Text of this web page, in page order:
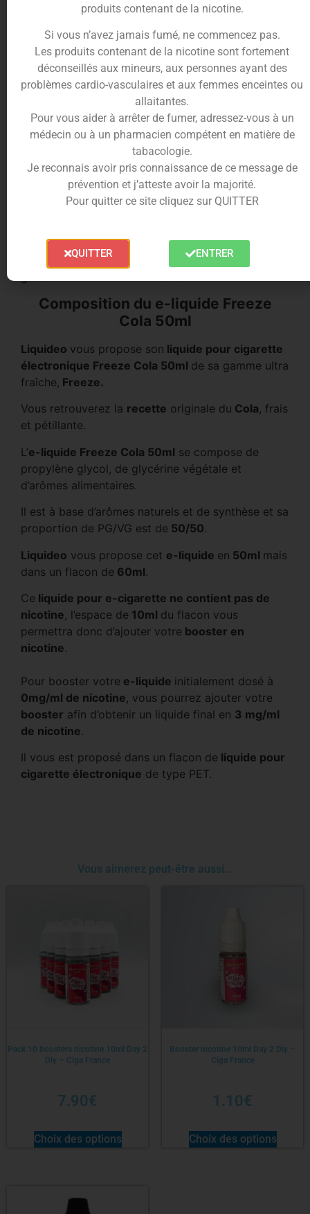
Le côté glacial de cet
e-liquide
dimension rafraîchissante, donnant une sensation
de fraîcheur en bouche qui rappelle celle d’un
cola
servi avec des glaçons.
Idéal pour se rafraîchir pendant les journées
chaudes d’été ou pour une pause revigorante à
tout moment de la journée.
La sensation de fraîcheur du Freeze Cola
obtenue grâce à l’ajout d’une note mentholée
subtile, qui vient compléter les saveurs
authentiques du
ressentirez instantanément une brise glacée qui
parcourt votre palais, créant une expérience
Composition du e-liquide Freeze
Cola 50ml
Liquideo vous propose son liquide pour cigarette
électronique Freeze Cola 50ml de sa gamme ultra
fraîche, Freeze.
Vous retrouverez la recette originale du Cola, frais
et pétillante.
L’e-liquide Freeze Cola 50ml se compose de
propylène glycol, de glycérine végétale et
d’arômes alimentaires.
Il est à base d’arômes naturels et de synthèse et sa
proportion de PG/VG est de 50/50.
Liquideo vous propose cet e-liquide en 50ml mais
dans un flacon de 60ml.
Ce liquide pour e-cigarette ne contient pas de
nicotine, l’espace de 10ml du flacon vous
permettra donc d’ajouter votre booster en
nicotine.
Pour booster votre e-liquide initialement dosé à
0mg/ml de nicotine, vous pourrez ajouter votre
booster afin d’obtenir un liquide final en 3 mg/ml
de nicotine.
Il vous est proposé dans un flacon de liquide pour
cigarette électronique de type PET.
Vous aimerez peut-être aussi…
Pack 10 boosters nicotine 10ml Day 2
Diy – Ciga France
7.90€
Choix des options
Booster nicotine 10ml Day 2 Diy –
Ciga France
1.10€
Choix des options
produits contenant de la nicotine.
Si vous n’avez jamais fumé, ne commencez pas.
Les produits contenant de la nicotine sont fortement
déconseillés aux mineurs, aux personnes ayant des
problèmes cardio-vasculaires et aux femmes enceintes ou
allaitantes.
Pour vous aider à arrêter de fumer, adressez-vous à un
médecin ou à un pharmacien compétent en matière de
tabacologie.
Je reconnais avoir pris connaissance de ce message de
prévention et j’atteste avoir la majorité.
Pour quitter ce site cliquez sur QUITTER
QUITTER ENTRER